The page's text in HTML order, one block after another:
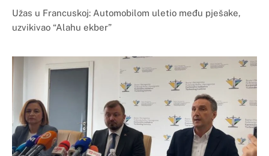
Užas u Francuskoj: Automobilom uletio među pješake,
uzvikivao “Alahu ekber”